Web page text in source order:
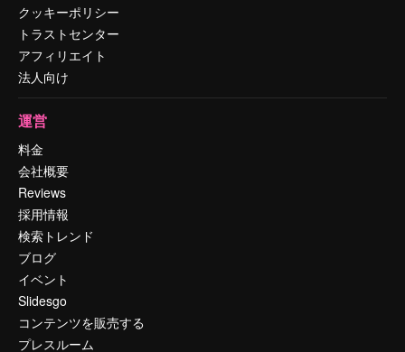
クッキーポリシー
トラストセンター
アフィリエイト
法人向け
運営
料金
会社概要
Reviews
採用情報
検索トレンド
ブログ
イベント
Slidesgo
コンテンツを販売する
プレスルーム